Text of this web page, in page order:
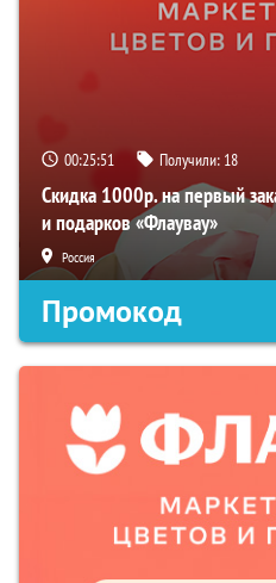
00:25:50 Получили: 18
Скидка 1000р. на первый
и подарков «Флаувау»
Россия
Промокод